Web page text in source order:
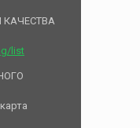
КАЧЕСТВА
list